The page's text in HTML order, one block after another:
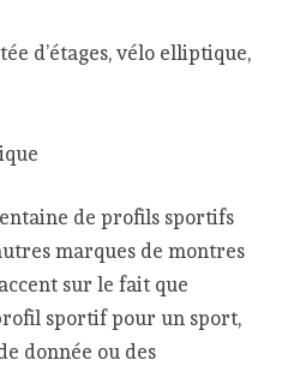
d’étages, vélo elliptique,
de profils sportifs
marques de montres
sur le fait que
sportif pour un sport,
donnée ou des